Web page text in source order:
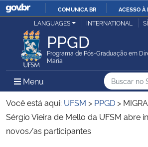
IR
O
COMUNICA BR ACESSO À
Ministério da Justiça e Segurança Pública
Ministério da Defesa
Ministério das Relações Exteriores
Ministério da Economia
LANGUAGES INTERNATIONAL
PPGD
Programa de Pós-Graduação em
Maria
Menu Menu Principal do Sítio
Busca
Busca:
Você está aqui: UFSM > PPGD >
Sérgio Vieira de Mello da UFSM abre
novos/as participantes